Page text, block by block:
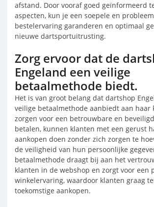
afstand. Door vooraf goed geïnformeerd
aspecten, kun je een soepele en
bestelervaring garanderen en optimaal
nieuwe dartsportuitrusting.
Zorg ervoor dat de
Engeland een veilige
betaalmethode biedt.
Het is van groot belang dat dartshop
veilige betaalmethode aanbiedt aan haar
zorgen voor een betrouwbare en
betalen, kunnen klanten met een gerust
aankopen doen zonder zich zorgen te
de veiligheid van hun persoonlijke
betaalmethode draagt bij aan het
klanten in de webshop en zorgt voor een
winkelervaring, waardoor klanten graag
toekomstige aankopen.